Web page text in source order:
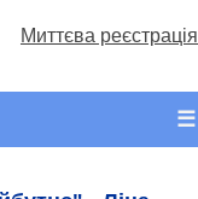
Миттєва реєстрація
☰